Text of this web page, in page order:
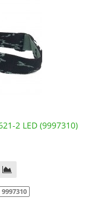
2 LED (9997310)
9997310